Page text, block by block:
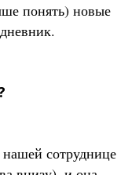
понять) новые
сотруднице